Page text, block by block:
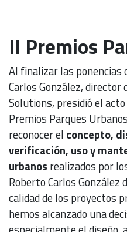
II Premios
Al finalizar las ponencias
Carlos González,
Solutions, presidió el
Premios Parques
reconocer el concepto,
verificación, uso y
urbanos realizados por
Roberto Carlos González
calidad de los proyectos
hemos alcanzado una